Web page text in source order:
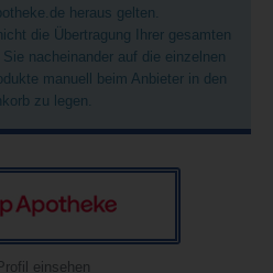
heraus gelten.
die Übertragung Ihrer gesamten
nacheinander auf die einzelnen
manuell beim Anbieter in den
zu legen.
Profil einsehen